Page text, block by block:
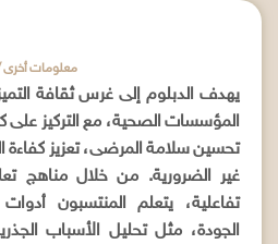
ADDITIONAL INFORMATION / معلومات أخرى
يهدف الدبلوم إلى غرس ثقافة
المؤسسات الصحية، مع التركيز
تحسين سلامة المرضى، تعزيز كفاءة
غير الضرورية. من خلال مناهج
تفاعلية، يتعلم المنتسبون
الجودة، مثل تحليل الأسباب